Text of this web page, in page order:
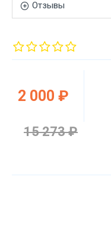
Отзывы
2 000 ₽
15 273 ₽